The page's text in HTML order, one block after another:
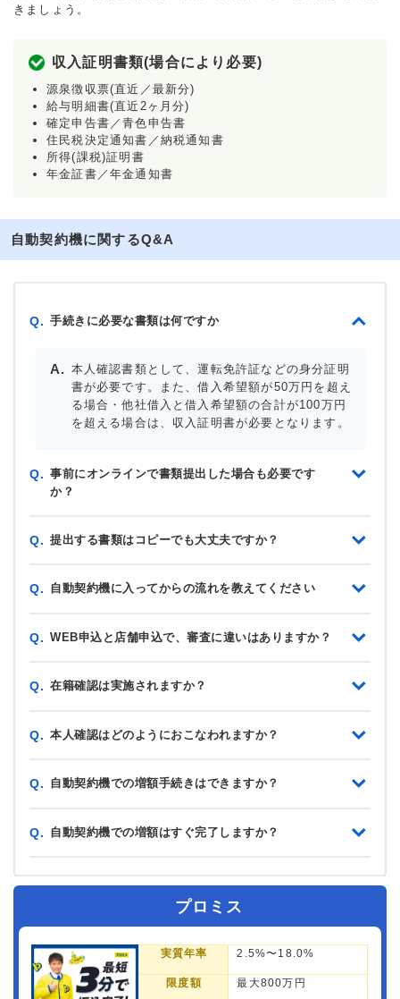
きましょう。
収入証明書類(場合により必要)
源泉徴収票(直近／最新分)
給与明細書(直近2ヶ月分)
確定申告書／青色申告書
住民税決定通知書／納税通知書
所得(課税)証明書
年金証書／年金通知書
自動契約機に関するQ&A
Q. 手続きに必要な書類は何ですか
本人確認書類として、運転免許証などの身分証明
書が必要です。また、借入希望額が50万円を超え
る場合・他社借入と借入希望額の合計が100万円
を超える場合は、収入証明書が必要となります。
Q. 事前にオンラインで書類提出した場合も必要です
か？
Q. 提出する書類はコピーでも大丈夫ですか？
Q. 自動契約機に入ってからの流れを教えてください
Q. WEB申込と店舗申込で、審査に違いはありますか？
Q. 在籍確認は実施されますか？
Q. 本人確認はどのようにおこなわれますか？
Q. 自動契約機での増額手続きはできますか？
Q. 自動契約機での増額はすぐ完了しますか？
プロミス
実質年率 2.5%〜18.0%
限度額 最大800万円